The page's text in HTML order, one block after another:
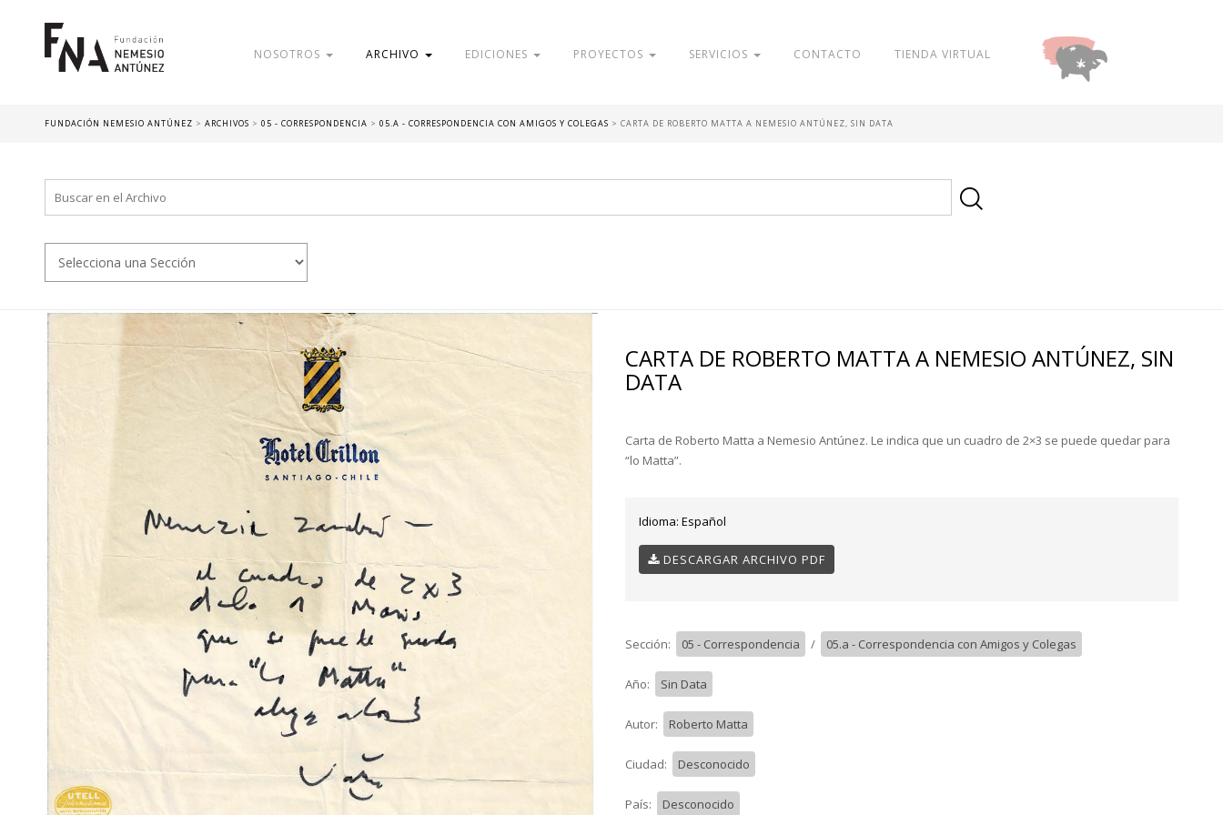
NOSOTROS ARCHIVO EDICIONES PROYECTOS SERVICIOS CONTACTO TIENDA VIRTUAL
FUNDACIÓN NEMESIO ANTÚNEZ > ARCHIVOS > 05 - CORRESPONDENCIA > 05.A - CORRESPONDENCIA CON AMIGOS Y COLEGAS > CARTA DE ROBERTO MATTA A NEMESIO ANTÚNEZ, SIN DATA
CARTA DE ROBERTO MATTA A NEMESIO ANTÚNEZ, SIN
DATA
Carta de Roberto Matta a Nemesio Antúnez. Le indica que un cuadro de 2×3 se puede quedar para
“lo Matta”.
Idioma: Español
DESCARGAR ARCHIVO PDF
Sección: 05 - Correspondencia / 05.a - Correspondencia con Amigos y Colegas
Año: Sin Data
Autor: Roberto Matta
Ciudad: Desconocido
País: Desconocido